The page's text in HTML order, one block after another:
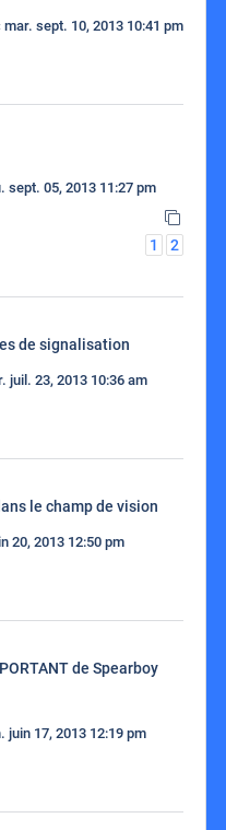
mar. sept. 10, 2013 10:41 pm
sept. 05, 2013 11:27 pm
1
2
de signalisation
juil. 23, 2013 10:36 am
le champ de vision
20, 2013 12:50 pm
de Spearboy
juin 17, 2013 12:19 pm